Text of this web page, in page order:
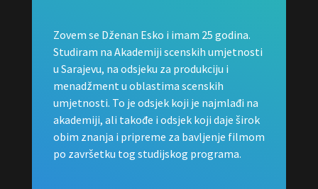
Zovem se Dženan Esko i imam 25 godina.
Studiram na Akademiji scenskih umjetnosti
u Sarajevu, na odsjeku za produkciju i
menadžment u oblastima scenskih
umjetnosti. To je odsjek koji je najmlađi na
akademiji, ali takođe i odsjek koji daje širok
obim znanja i pripreme za bavljenje filmom
po završetku tog studijskog programa.